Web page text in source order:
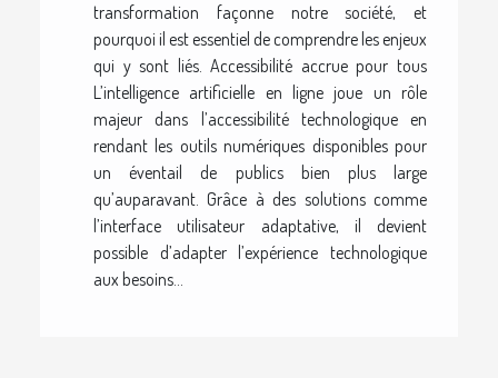
transformation façonne notre société, et
pourquoi il est essentiel de comprendre les enjeux
qui y sont liés. Accessibilité accrue pour tous
L’intelligence artificielle en ligne joue un rôle
majeur dans l’accessibilité technologique en
rendant les outils numériques disponibles pour
un éventail de publics bien plus large
qu’auparavant. Grâce à des solutions comme
l’interface utilisateur adaptative, il devient
possible d’adapter l’expérience technologique
aux besoins...